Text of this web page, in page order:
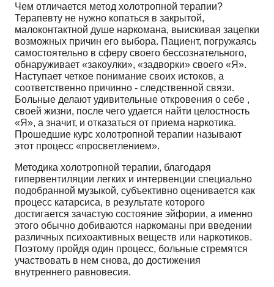
Чем отличается метод холотропной терапии?
Терапевту не нужно копаться в закрытой,
малоконтактной душе наркомана, выискивая зацепки
возможных причин его выбора. Пациент, погружаясь
самостоятельно в сферу своего бессознательного,
обнаруживает «закоулки», «задворки» своего «Я».
Наступает четкое понимание своих истоков, а
соответственно причинно - следственной связи.
Больные делают удивительные откровения о себе ,
своей жизни, после чего удается найти целостность
«Я», а значит, и отказаться от приема наркотика.
Прошедшие курс холотропной терапии называют
этот процесс «просветлением».
Методика холотропной терапии, благодаря
гипервентиляции легких и интервенции специально
подобранной музыкой, субъективно оценивается как
процесс катарсиса, в результате которого
достигается зачастую состояние эйфории, а именно
этого обычно добиваются наркоманы при введении
различных психоактивных веществ или наркотиков.
Поэтому пройдя один процесс, больные стремятся
участвовать в нем снова, до достижения
внутреннего равновесия.